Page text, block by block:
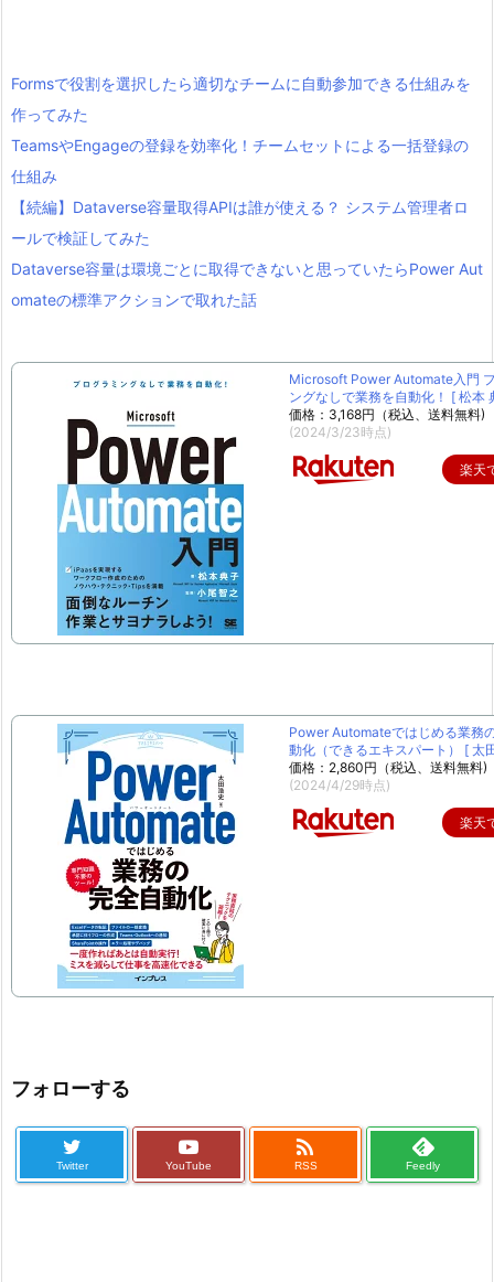
Formsで役割を選択したら適切なチームに自動参加できる仕組みを
作ってみた
TeamsやEngageの登録を効率化！チームセットによる一括登録の
仕組み
【続編】Dataverse容量取得APIは誰が使える？ システム管理者ロ
ールで検証してみた
Dataverse容量は環境ごとに取得できないと思っていたらPower Aut
omateの標準アクションで取れた話
Microsoft Power Automate入門
ングなしで業務を自動化！ [ 松本
価格：3,168円（税込、送料無料)
(2024/3/23時点)
楽天
Power Automateではじめる業務
動化（できるエキスパート） [ 太
価格：2,860円（税込、送料無料)
(2024/4/29時点)
楽天
フォローする
Twitter YouTube

RSS Feedly